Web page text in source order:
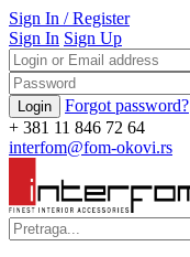
Sign In / Register
Sign In Sign Up
Forgot password?
+ 381 11 846 72 64
interfom@fom-okovi.rs